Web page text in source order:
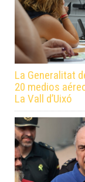
La Generalitat
20 medios
La Vall d’Uixó